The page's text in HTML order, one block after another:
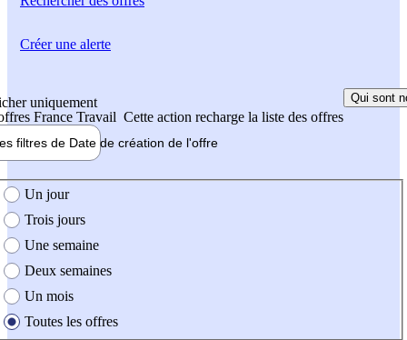
uniquement
France Travail Cette action recharge la liste des offres
Qui sont
filtres de Date de création de l'offre
création de l'offre
Un jour
Trois jours
Une semaine
Deux semaines
Un mois
Toutes les offres
Créer une alerte